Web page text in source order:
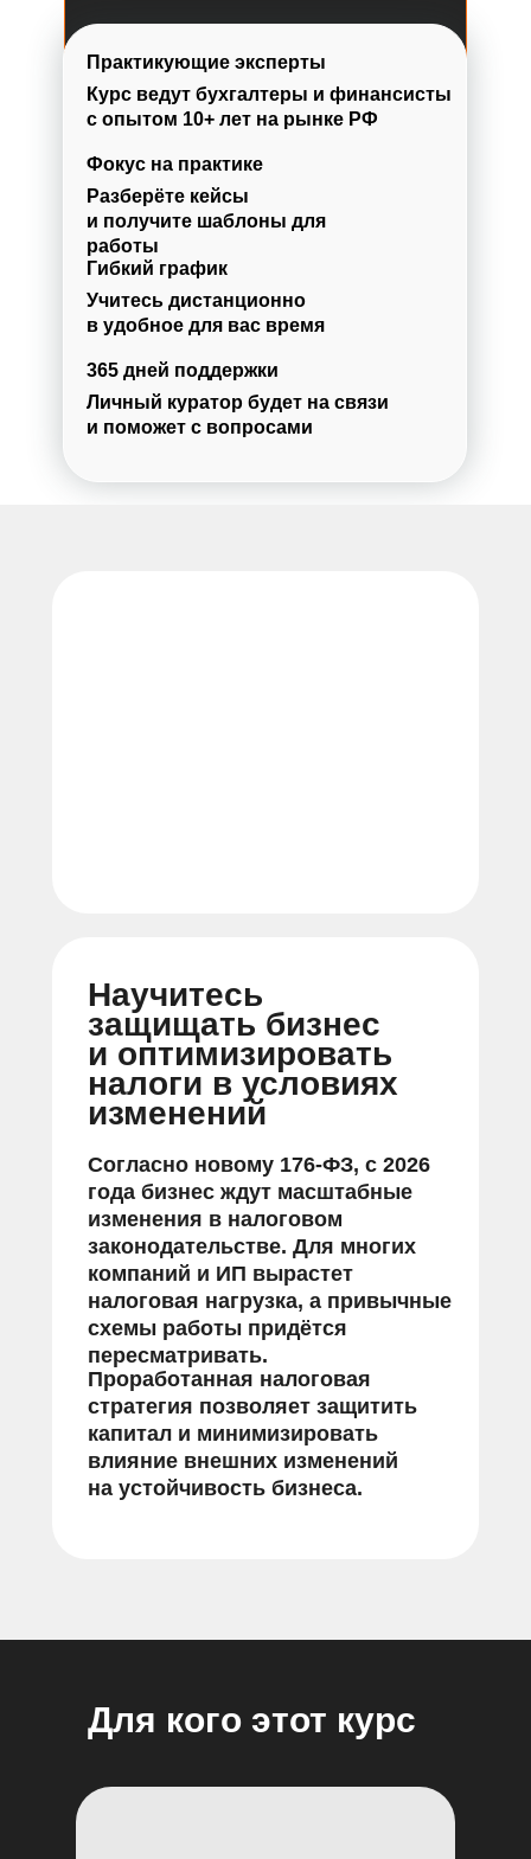
Фокус на практике
Практикующие эксперты
Разберёте кейсы
и получите шаблоны для
работы
Курс ведут бухгалтеры и финансисты
с опытом 10+ лет на рынке РФ
365 дней поддержки
Гибкий график
Личный куратор будет на связи
и поможет с вопросами
Учитесь дистанционно
в удобное для вас время
Научитесь
защищать бизнес
и оптимизировать
налоги в условиях
изменений
Согласно новому 176-ФЗ, с 2026
года бизнес ждут масштабные
изменения в налоговом
законодательстве. Для многих
компаний и ИП вырастет
налоговая нагрузка, а привычные
схемы работы придётся
пересматривать.
Проработанная налоговая
стратегия позволяет защитить
капитал и минимизировать
влияние внешних изменений
на устойчивость бизнеса.
Для кого этот курс